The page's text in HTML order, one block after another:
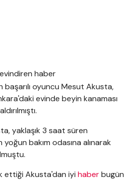
oyuncu Mesut Akusta,
evinde beyin kanaması
yaklaşık 3 saat süren
bakım odasına alınarak
ettiği Akusta'dan iyi haberbugün